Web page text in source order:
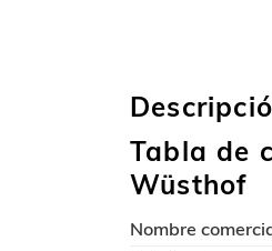
Tabla de
Wüsthof
Nombre